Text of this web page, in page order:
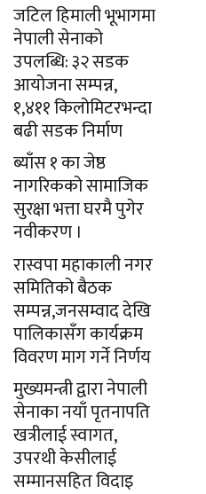
जटिल हिमाली भूभागमा
नेपाली सेनाको
उपलब्धि: ३२ सडक
आयोजना सम्पन्न,
१,४११ किलोमिटरभन्दा
बढी सडक निर्माण
ब्याँस १ का जेष्ठ
नागरिकको सामाजिक
सुरक्षा भत्ता घरमै पुगेर
नवीकरण ।
रास्वपा महाकाली नगर
समितिको बैठक
सम्पन्न,जनसम्वाद देखि
पालिकासँग कार्यक्रम
विवरण माग गर्ने निर्णय
मुख्यमन्त्री द्वारा नेपाली
सेनाका नयाँ पृतनापति
खत्रीलाई स्वागत,
उपरथी केसीलाई
सम्मानसहित विदाइ